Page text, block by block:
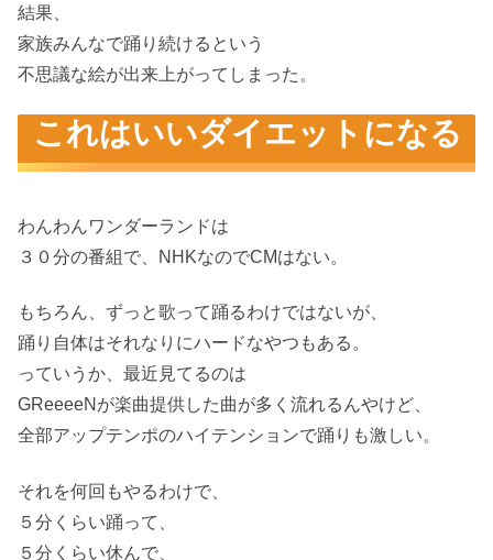
結果、
家族みんなで踊り続けるという
不思議な絵が出来上がってしまった。
これはいいダイエットになる
わんわんワンダーランドは
３０分の番組で、NHKなのでCMはない。
もちろん、ずっと歌って踊るわけではないが、
踊り自体はそれなりにハードなやつもある。
っていうか、最近見てるのは
GReeeeNが楽曲提供した曲が多く流れるんやけど、
全部アップテンポのハイテンションで踊りも激しい。
それを何回もやるわけで、
５分くらい踊って、
５分くらい休んで、